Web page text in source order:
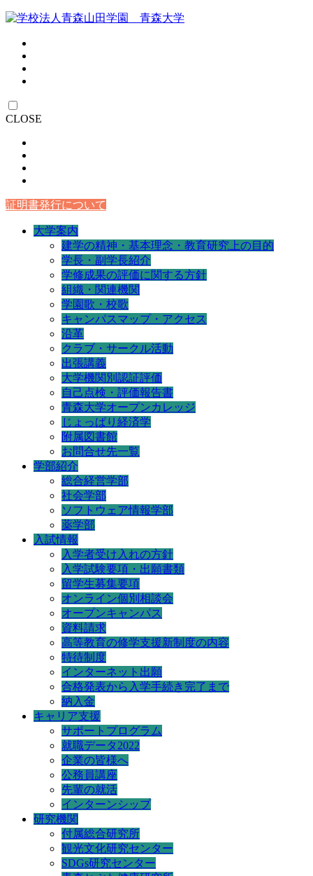
CLOSE
証明書発行について
大学案内
建学の精神・基本理念・教育研究上の目的
学長・副学長紹介
学修成果の評価に関する方針
組織・関連機関
学園歌・校歌
キャンパスマップ・アクセス
沿革
クラブ・サークル活動
出張講義
大学機関別認証評価
自己点検・評価報告書
青森大学オープンカレッジ
じょっぱり経済学
附属図書館
お問合せ先一覧
学部紹介
総合経営学部
社会学部
ソフトウェア情報学部
薬学部
入試情報
入学者受け入れの方針
入学試験要項・出願書類
留学生募集要項
オンライン個別相談会
オープンキャンパス
資料請求
高等教育の修学支援新制度の内容
特待制度
インターネット出願
合格発表から入学手続き完了まで
納入金
キャリア支援
サポートプログラム
就職データ2022
企業の皆様へ
公務員講座
先輩の就活
インターンシップ
研究機関
付属総合研究所
観光文化研究センター
SDGs研究センター